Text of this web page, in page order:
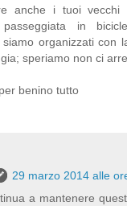
anche i tuoi
in
organizzati con
speriamo non ci
benino tutto
29 marzo 2014 alle
a mantenere